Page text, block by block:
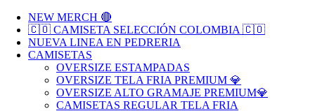
NEW MERCH 🔴
🇨🇴 CAMISETA SELECCIÓN COLOMBIA 🇨🇴
NUEVA LINEA EN PEDRERIA
CAMISETAS
OVERSIZE ESTAMPADAS
OVERSIZE TELA FRIA PREMIUM 💎
OVERSIZE ALTO GRAMAJE PREMIUM💎
CAMISETAS REGULAR TELA FRIA